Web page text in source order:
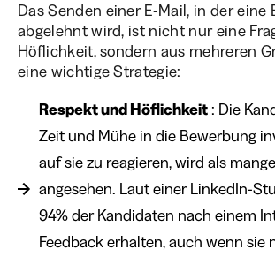
Das Senden einer E-Mail, in der eine
abgelehnt wird, ist nicht nur eine
Höflichkeit, sondern aus mehreren
eine wichtige Strategie:
Respekt und Höflichkeit: Die
Zeit und Mühe in die Bewerbung
auf sie zu reagieren, wird als
angesehen. Laut einer LinkedIn-
94% der Kandidaten nach einem
Feedback erhalten, auch wenn sie